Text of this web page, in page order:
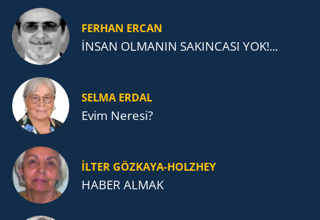
FERHAN ERCAN
İNSAN OLMANIN SAKINCASI YOK!...
SELMA ERDAL
Evim Neresi?
İLTER GÖZKAYA-HOLZHEY
HABER ALMAK